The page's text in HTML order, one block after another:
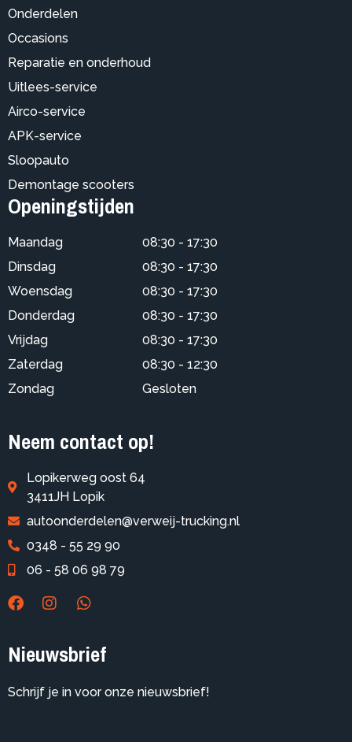
Onderdelen
Occasions
Reparatie en onderhoud
Uitlees-service
Airco-service
APK-service
Sloopauto
Demontage scooters
Openingstijden
Maandag
Dinsdag
Woensdag
Donderdag
Vrijdag
Zaterdag
Zondag
08:30 - 17:30
08:30 - 17:30
08:30 - 17:30
08:30 - 17:30
08:30 - 17:30
08:30 - 12:30
Gesloten
Neem contact op!
Lopikerweg oost 64
3411JH Lopik
autoonderdelen@verweij-trucking.nl
0348 - 55 29 90
06 - 58 06 98 79
Nieuwsbrief
Schrijf je in voor onze nieuwsbrief!